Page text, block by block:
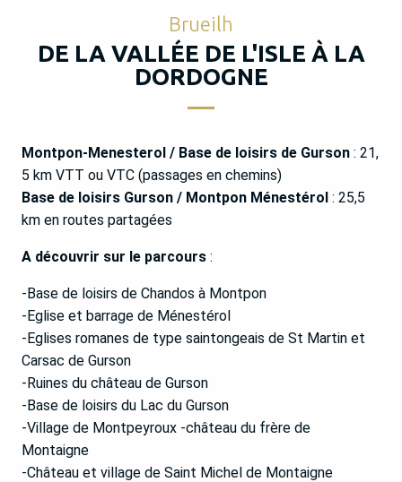
Brueilh
DE LA VALLÉE DE L'ISLE À LA
DORDOGNE
Montpon-Menesterol / Base de loisirs de Gurson : 21,
5 km VTT ou VTC (passages en chemins)
Base de loisirs Gurson / Montpon Ménestérol : 25,5
km en routes partagées
A découvrir sur le parcours :
-Base de loisirs de Chandos à Montpon
-Eglise et barrage de Ménestérol
-Eglises romanes de type saintongeais de St Martin et
Carsac de Gurson
-Ruines du château de Gurson
-Base de loisirs du Lac du Gurson
-Village de Montpeyroux -château du frère de
Montaigne
-Château et village de Saint Michel de Montaigne